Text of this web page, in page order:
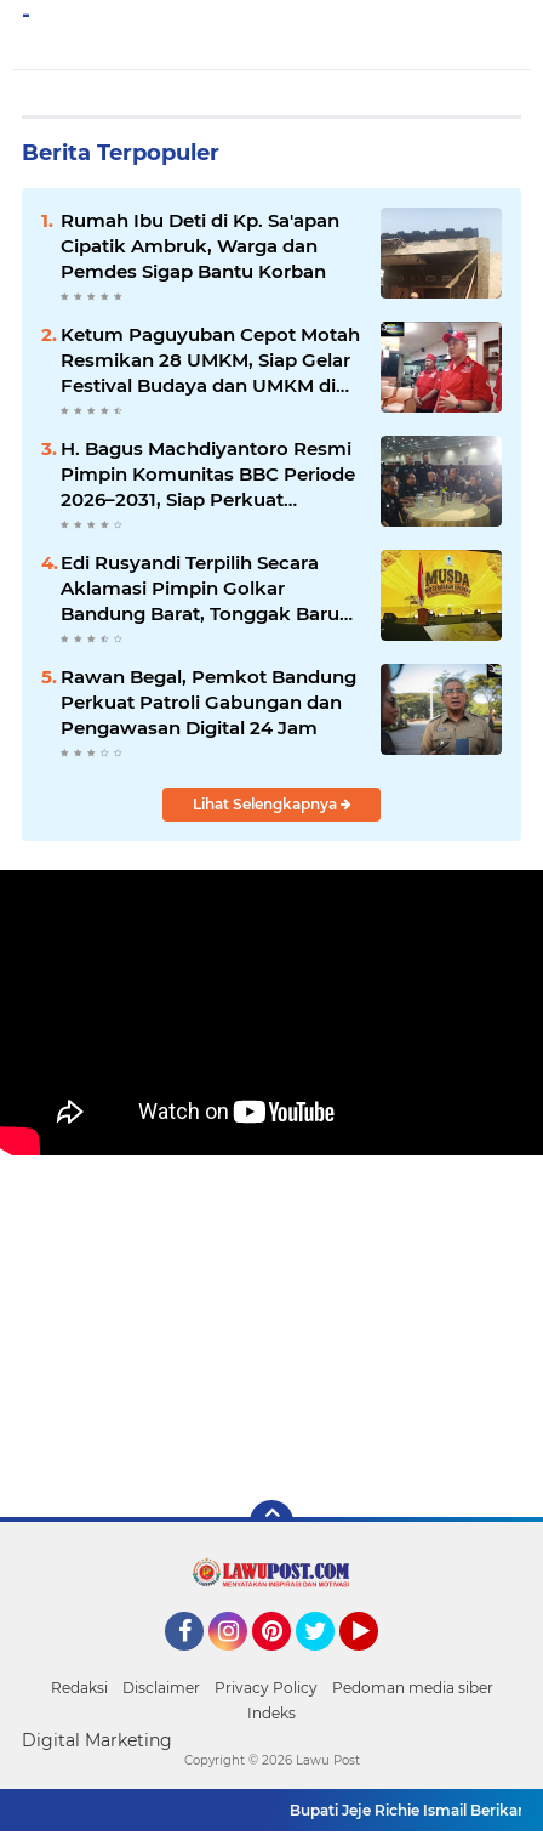
-
Berita Terpopuler
Rumah Ibu Deti di Kp. Sa'apan
Cipatik Ambruk, Warga dan
Pemdes Sigap Bantu Korban
Ketum Paguyuban Cepot Motah
Resmikan 28 UMKM, Siap Gelar
Festival Budaya dan UMKM di
Jalan Braga
H. Bagus Machdiyantoro Resmi
Pimpin Komunitas BBC Periode
2026–2031, Siap Perkuat
Solidaritas dan Hadirkan
Program Nyata untuk
Masyarakat
Edi Rusyandi Terpilih Secara
Aklamasi Pimpin Golkar
Bandung Barat, Tonggak Baru
Kepemimpinan Harmonis
"Turun Ranjang"
Rawan Begal, Pemkot Bandung
Perkuat Patroli Gabungan dan
Pengawasan Digital 24 Jam
Lihat Selengkapnya
Redaksi Disclaimer Privacy Policy
Pedoman media siber
Indeks
Digital Marketing
Bupati Jeje Richie Ismail Berikan
Copyright © 2026 Lawu Post